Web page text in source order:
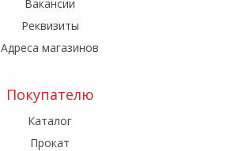
Вакансии
Реквизиты
Адреса магазинов
Покупателю
Каталог
Прокат